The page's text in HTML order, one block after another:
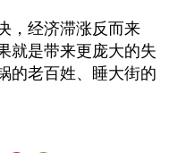
，经济滞涨反而来
就是带来更庞大的失
的老百姓、睡大街的